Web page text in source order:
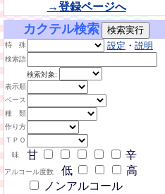
→登録ページへ
カクテル検索
特 殊 設定 ・ 説明
検索語
検索対象:
表示順
ベース
種 類
作り方
ＴＰＯ
味
甘 辛
アルコール度数 低
高
ノンアルコール